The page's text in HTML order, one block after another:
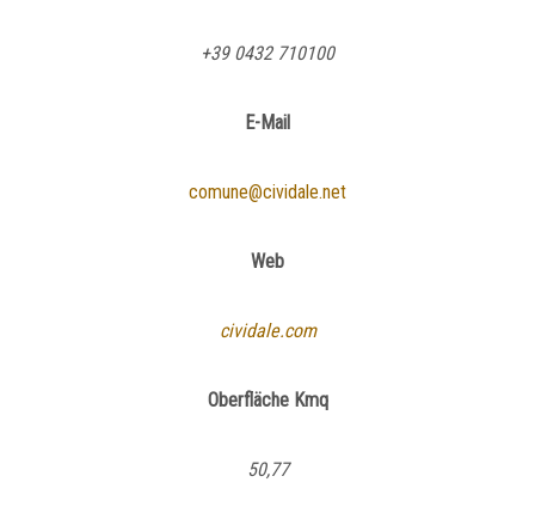
+39 0432 710100
E-Mail
comune@cividale.net
Web
cividale.com
Oberfläche Kmq
50,77